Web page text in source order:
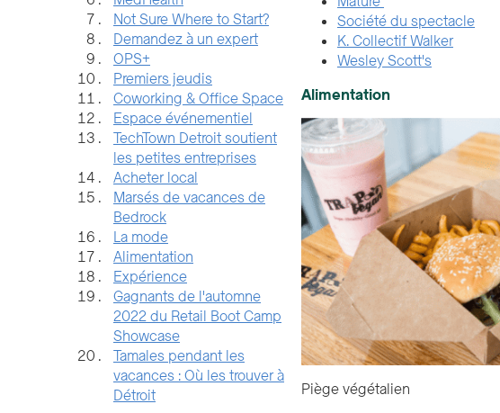
Not Sure Where to Start?
Demandez à un expert
OPS+
Premiers jeudis
Coworking & Office Space
Espace événementiel
TechTown Detroit soutient
les petites entreprises
Acheter local
Marsés de vacances de
Bedrock
La mode
Alimentation
Expérience
Gagnants de l'automne
2022 du Retail Boot Camp
Showcase
Tamales pendant les
vacances : Où les trouver à
Détroit
Société du spectacle
K. Collectif Walker
Wesley Scott's
Alimentation
Piège végétalien